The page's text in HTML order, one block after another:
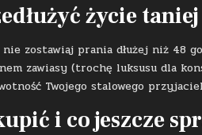
życie
zostawiaj prania dłużej niż 48
zawiasy (trochę luksusu dla
Twojego stalowego
i co jeszcze